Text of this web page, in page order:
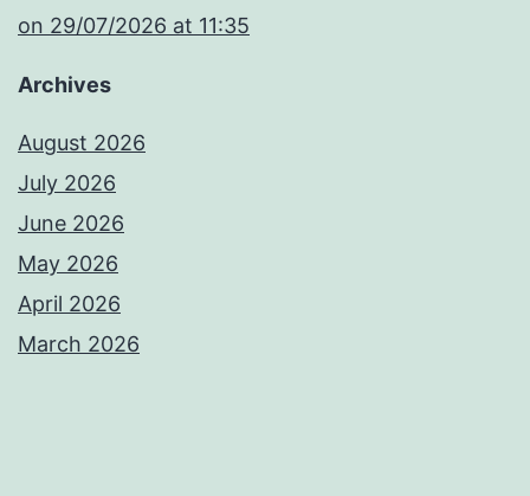
​on 29/07/2026 at 11:35
Archives
August 2026
July 2026
June 2026
May 2026
April 2026
March 2026